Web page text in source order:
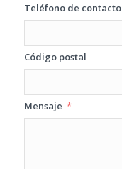
Teléfono de contacto
Código postal
Mensaje